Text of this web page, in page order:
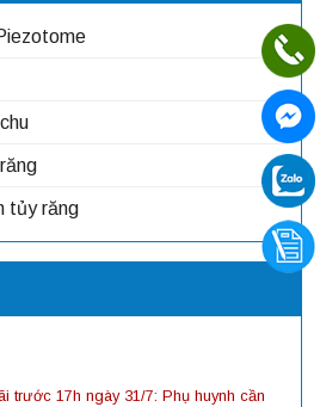
tủy răng
trước 17h ngày 31/7: Phụ huynh cần